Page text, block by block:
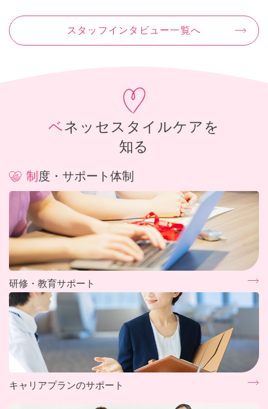
スタッフインタビュー一覧へ
ベネッセスタイルケアを
知る
制度・サポート体制
研修・教育サポート
キャリアプランのサポート